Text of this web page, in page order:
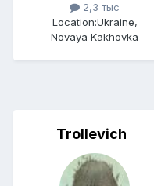
2,3 тыс
Location:Ukraine,
Novaya Kakhovka
Trollevich